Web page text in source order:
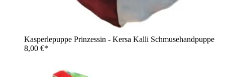
Kasperlepuppe Prinzessin - Kersa Kalli Schmusehandpuppe
8,00 €*